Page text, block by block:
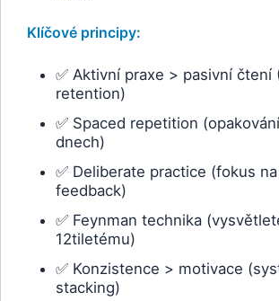
Klíčové principy:
✅ Aktivní praxe > pasivní čtení
retention)
✅ Spaced repetition
dnech)
✅ Deliberate practice (fokus
feedback)
✅ Feynman technika
12tiletému)
✅ Konzistence > motivace
stacking)